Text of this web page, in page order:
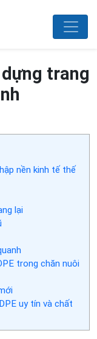
trang
nền kinh tế thế
lại
trong chăn nuôi
uy tín và chất